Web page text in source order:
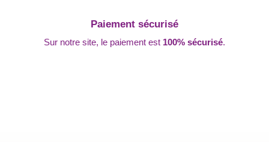
Paiement sécurisé
Sur notre site, le paiement est 100% sécurisé.